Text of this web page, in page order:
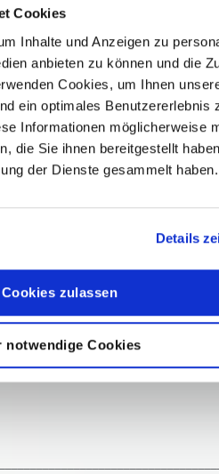
Cookies
Inhalte und Anzeigen zu
anbieten zu können und die
Cookies, um Ihnen
ein optimales Benutzererlebnis
Informationen möglicherweise
die Sie ihnen bereitgestellt
der Dienste gesammelt haben.
Details
Cookies zulassen
notwendige Cookies
pro Person
O 50€